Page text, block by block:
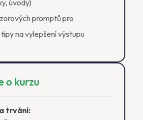
úvody)
promptů pro
na vylepšení výstupu
o kurzu
trvání: